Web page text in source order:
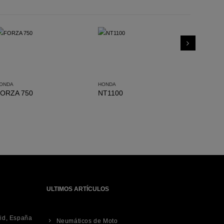
750
HONDA
NT1100
España
ULTIMOS ARTÍCULOS
Neumáticos de Moto